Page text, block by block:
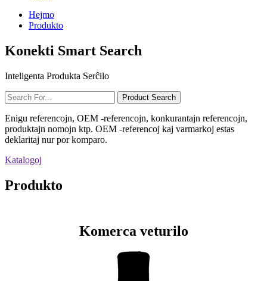
Hejmo
Produkto
Konekti Smart Search
Inteligenta Produkta Serĉilo
Enigu referencojn, OEM -referencojn, konkurantajn referencojn,
produktajn nomojn ktp. OEM -referencoj kaj varmarkoj estas
deklaritaj nur por komparo.
Katalogoj
Produkto
Komerca veturilo